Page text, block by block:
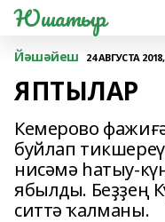
Юшатыр
Йәшәйеш 24 АВГУСТА 2018,
ЯПТЫЛАР
Кемерово
буйлап
нисәмә һатыу-
ябылды. Беҙҙең
ситтә ҡалманы.